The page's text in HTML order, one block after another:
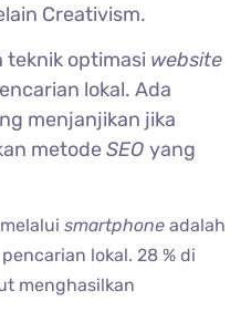
Creativism.
teknik optimasi website
lokal. Ada
menjanjikan jika
metodeSEOyang
melaluismartphoneadalah
lokal. 28 % di
menghasilkan